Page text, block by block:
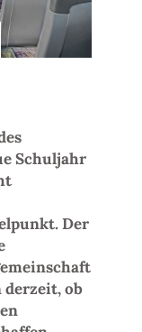
Schuljahr
Der
derzeit, ob